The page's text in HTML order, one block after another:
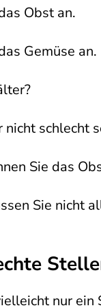
Obst an.
Gemüse an.
nicht schlecht
Sie das
Sie nicht
nur ein